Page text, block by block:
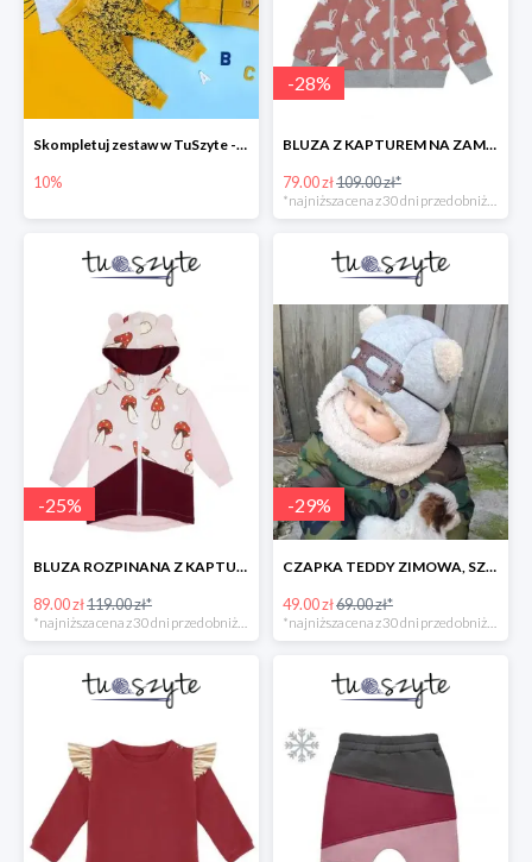
Skompletuj zestaw w TuSzyte -10%
10%
-28%
BLUZA Z KAPTUREM NA ZAMEK W ZAJĄCE, BRUDNY RÓŻ
79.00 zł109.00 zł*
*najniższa cena z 30 dni przed obniżką
-25%
BLUZA ROZPINANA Z KAPTUREM MUCHOMORY
89.00 zł119.00 zł*
-29%
CZAPKA TEDDY ZIMOWA, SZARA
49.00 zł69.00 zł*